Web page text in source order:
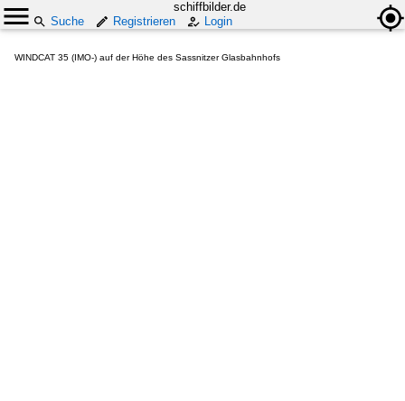
schiffbilder.de
Suche
Registrieren Login
WINDCAT 35 (IMO-) auf der Höhe des Sassnitzer Glasbahnhofs